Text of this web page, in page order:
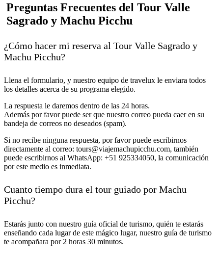
Preguntas Frecuentes del Tour Valle
Sagrado y Machu Picchu
¿Cómo hacer mi reserva al Tour Valle Sagrado y
Machu Picchu?
Llena el formulario, y nuestro equipo de travelux le enviara todos
los detalles acerca de su programa elegido.
La respuesta le daremos dentro de las 24 horas.
Además por favor puede ser que nuestro correo pueda caer en su
bandeja de correos no deseados (spam).
Si no recibe ninguna respuesta, por favor puede escribirnos
directamente al correo: tours@viajemachupicchu.com, también
puede escribirnos al WhatsApp: +51 925334050, la comunicación
por este medio es inmediata.
Cuanto tiempo dura el tour guiado por Machu
Picchu?
Estarás junto con nuestro guía oficial de turismo, quién te estarás
enseñando cada lugar de este mágico lugar, nuestro guía de turismo
te acompañara por 2 horas 30 minutos.